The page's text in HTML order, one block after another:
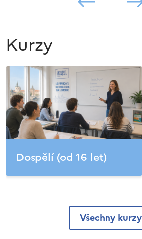
Kurzy
Dospělí (od 16 let)
Všechny kurzy